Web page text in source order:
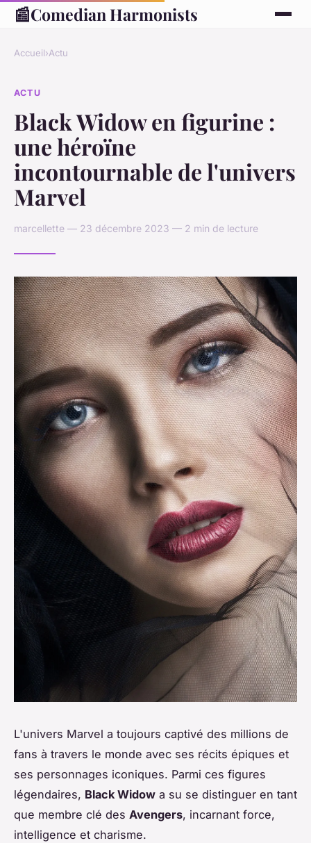
📰Comedian Harmonists
Accueil›Actu
ACTU
Black Widow en figurine :
une héroïne
incontournable de l'univers
Marvel
marcellette — 23 décembre 2023 — 2 min de lecture
L'univers Marvel a toujours captivé des millions de
fans à travers le monde avec ses récits épiques et
ses personnages iconiques. Parmi ces figures
légendaires, Black Widow a su se distinguer en tant
que membre clé des Avengers, incarnant force,
intelligence et charisme.